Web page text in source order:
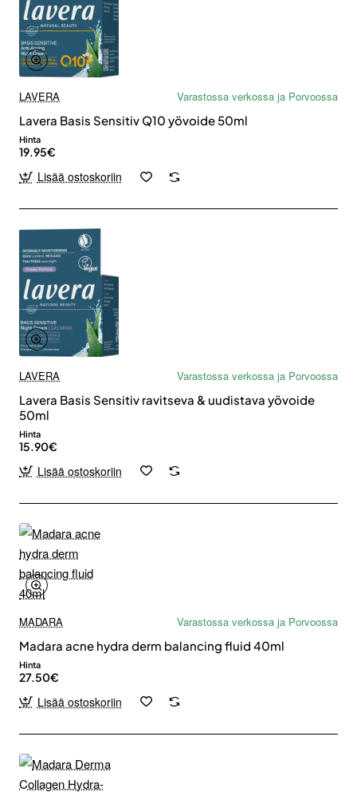
LAVERA
Varastossa verkossa ja Porvoossa
Lavera Basis Sensitiv Q10 yövoide 50ml
Hinta
19.95€
Lisää ostoskoriin
LAVERA
Varastossa verkossa ja Porvoossa
Lavera Basis Sensitiv ravitseva & uudistava yövoide
50ml
Hinta
15.90€
Lisää ostoskoriin
MADARA
Varastossa verkossa ja Porvoossa
Madara acne hydra derm balancing fluid 40ml
Hinta
27.50€
Lisää ostoskoriin